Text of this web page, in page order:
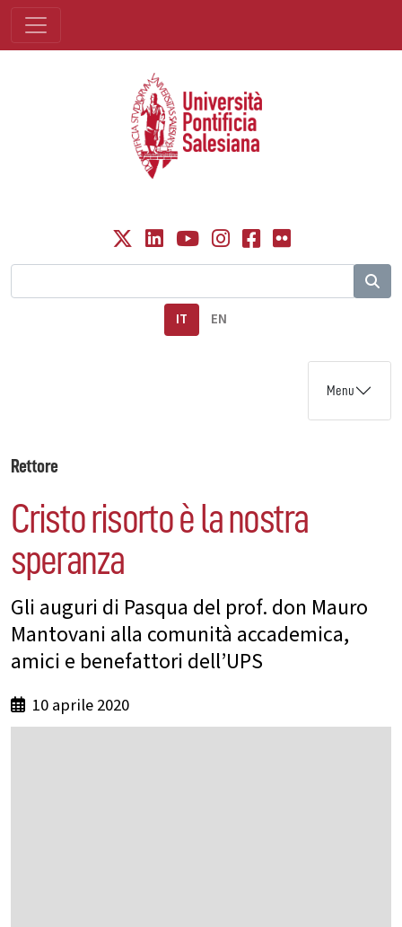
IT EN
Menu
Rettore
Cristo risorto è la nostra
speranza
Gli auguri di Pasqua del prof. don Mauro
Mantovani alla comunità accademica,
amici e benefattori dell’UPS
10 aprile 2020